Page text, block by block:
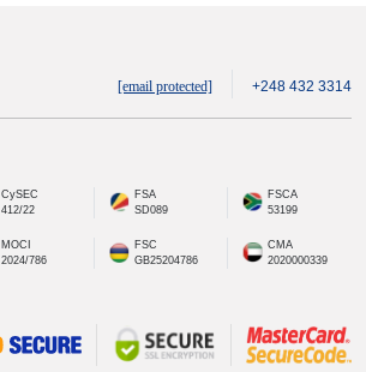
[email protected] +248 432 3314
CySEC
412/22
FSA
SD089
FSCA
53199
MOCI
2024/786
FSC
GB25204786
CMA
2020000339